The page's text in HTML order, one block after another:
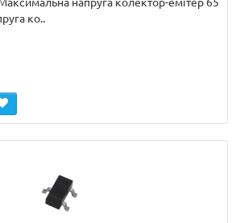
ко..